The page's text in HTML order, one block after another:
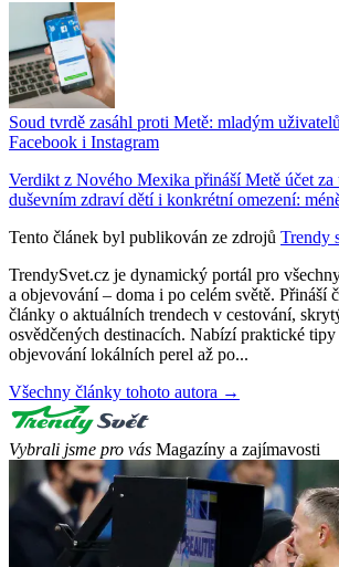
Soud tvrdě zasáhl proti Metě: mladým
Facebook i Instagram
Verdikt z Nového Mexika přináší Metě účet za
duševním zdraví dětí i konkrétní omezení:
Tento článek byl publikován ze zdrojů Trendy
TrendySvet.cz je dynamický portál pro
a objevování – doma i po celém světě. Přináší
články o aktuálních trendech v cestování,
osvědčených destinacích. Nabízí praktické tipy
objevování lokálních perel až po...
Všechny články tohoto autora →
Vybrali jsme pro vás Magazíny a zajímavosti